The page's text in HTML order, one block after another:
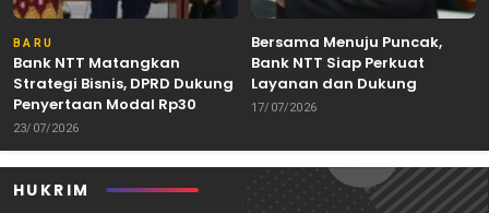
BARU
Bank NTT Matangkan
Strategi Bisnis, DPRD Dukung
Penyertaan Modal Rp30
Miliar
23/07/2026
Bersama Menuju Puncak,
Bank NTT Siap Perkuat
Layanan dan Dukung
Pertumbuhan Ekonomi NTT
17/07/2026
HUKRIM